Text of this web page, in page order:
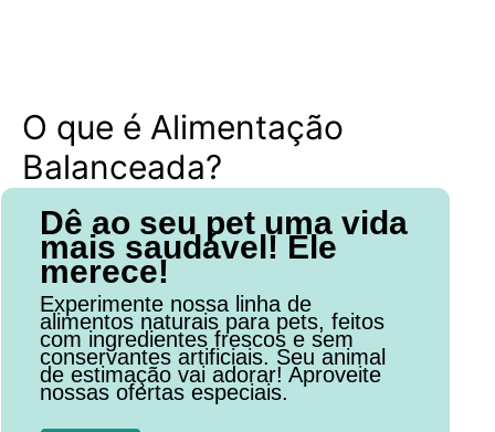
O que é Alimentação
Balanceada?
Dê ao seu pet uma vida
mais saudável! Ele
merece!
Experimente nossa linha de
alimentos naturais para pets, feitos
com ingredientes frescos e sem
conservantes artificiais. Seu animal
de estimação vai adorar! Aproveite
nossas ofertas especiais.